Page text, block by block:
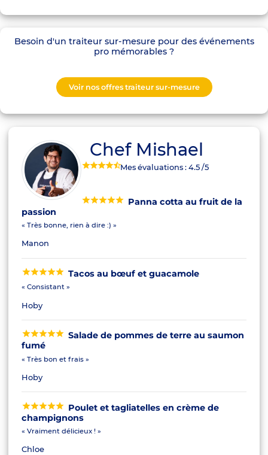
Besoin d'un traiteur sur-mesure pour des événements
pro mémorables ?
Voir nos offres traiteur sur-mesure
Chef Mishael
Mes évaluations :4.5/5
Panna cotta au fruit de la
passion
« Très bonne, rien à dire :) »
Manon
Tacos au bœuf et guacamole
« Consistant »
Hoby
Salade de pommes de terre au saumon
fumé
« Très bon et frais »
Hoby
Poulet et tagliatelles en crème de
champignons
« Vraiment délicieux ! »
Chloe